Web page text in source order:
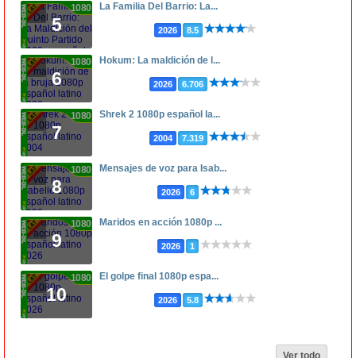
5
1080p La Familia Del Barrio: La...
2026 8.5
6
1080p Hokum: La maldición de l...
2026 6.706
7
1080p Shrek 2 1080p español la...
2004 7.319
8
1080p Mensajes de voz para Isab...
2026 6
9
1080p Maridos en acción 1080p ...
2026 1
10
1080p El golpe final 1080p espa...
2026 5.8